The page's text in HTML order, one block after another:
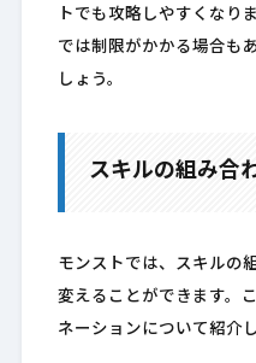
トでも攻略しやすくなり
では制限がかかる場合も
しょう。
スキルの組み合
モンストでは、スキルの
変えることができます。
ネーションについて紹介し